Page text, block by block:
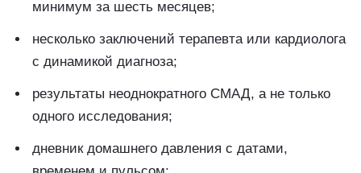
минимум за шесть месяцев;
несколько заключений терапевта или кардиолога
с динамикой диагноза;
результаты неоднократного СМАД, а не только
одного исследования;
дневник домашнего давления с датами,